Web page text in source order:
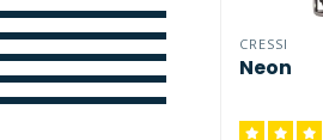
CRESSI
Neon